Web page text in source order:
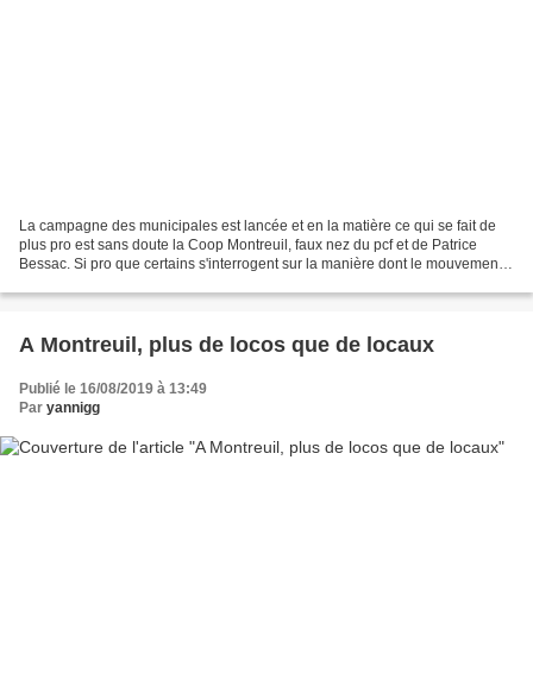
La campagne des municipales est lancée et en la matière ce qui se fait de
plus pro est sans doute la Coop Montreuil, faux nez du pcf et de Patrice
Bessac. Si pro que certains s'interrogent sur la manière dont le mouvement
A Montreuil, plus de locos que de locaux
Publié le 16/08/2019 à 13:49
Par yannigg